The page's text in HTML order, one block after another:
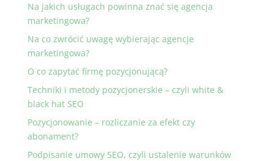
Na jakich usługach powinna znać się agencja
marketingowa?
Na co zwrócić uwagę wybierając agencje
marketingowa?
O co zapytać firmę pozycjonującą?
Techniki i metody pozycjonerskie – czyli white &
black hat SEO
Pozycjonowanie – rozliczanie za efekt czy
abonament?
Podpisanie umowy SEO, czyli ustalenie warunków